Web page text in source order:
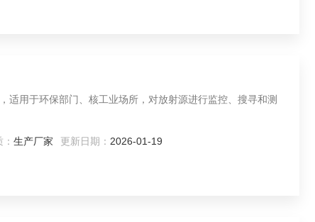
适用于环保部门、核工业场所，对放射源进行监控、搜寻和测
生产厂家 更新日期： 2026-01-19